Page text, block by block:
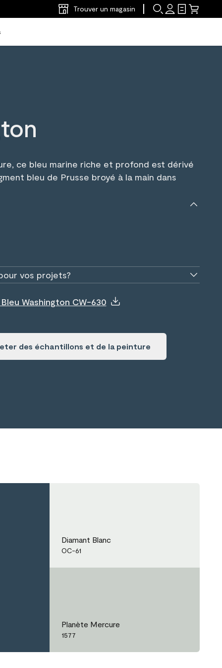
Trouver un magasin
ce bleu marine riche et profond est dérivé
bleu de Prusse broyé à la main dans
vos projets?
Washington CW-630
des échantillons et de la peinture
Diamant Blanc
OC-61
Planète Mercure
1577